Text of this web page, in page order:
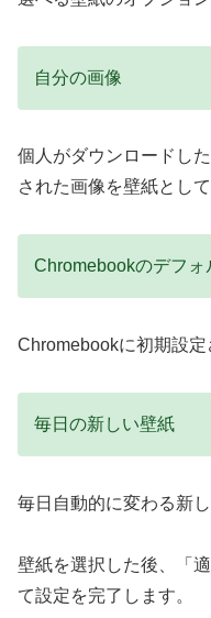
自分の画像
個人がダウンロードし
された画像を壁紙とし
Chromebookのデフォ
Chromebookに初期設定
毎日の新しい壁紙
毎日自動的に変わる新
壁紙を選択した後、「
て設定を完了します。